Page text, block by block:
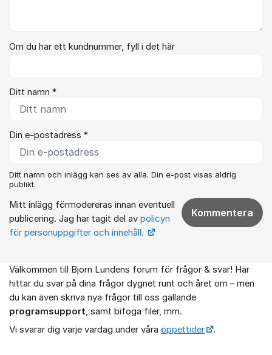
Om du har ett kundnummer, fyll i det här
Ditt namn *
Din e-postadress *
Ditt namn och inlägg kan ses av alla. Din e-post visas aldrig
publikt.
Mitt inlägg förmodereras innan eventuell
publicering. Jag har tagit del av policyn
för personuppgifter och innehåll.
Kommentera
Om forumet
Välkommen till Bjorn Lundens forum för frågor & svar! Här
hittar du svar på dina frågor dygnet runt och året om – men
du kan även skriva nya frågor till oss gällande
programsupport , samt bifoga filer, mm.
Vi svarar dig varje vardag under våra öppettider .